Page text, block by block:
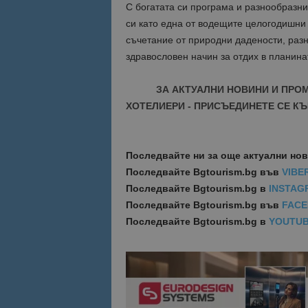
С богатата си програма и
си като една от водещите целогодишни
съчетание от природни дадености,
здравословен начин за отдих в
ЗА АКТУАЛНИ НОВИНИ И
ХОТЕЛИЕРИ - ПРИСЪЕДИНЕТЕ СЕ
Последвайте ни за още актуални
Последвайте Bgtourism.bg във
Последвайте Bgtourism.bg в
Последвайте Bgtourism.bg във
Последвайте Bgtourism.bg в
is_visitor_unique
is_unique
_ga_WXPDN4HSCV
_ga_FK650GXHRZ
Име